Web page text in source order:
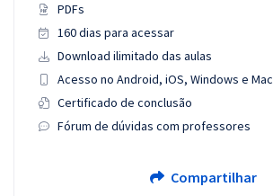
PDFs
160 dias para acessar
Download ilimitado das aulas
Acesso no Android, iOS, Windows e Mac
Certificado de conclusão
Fórum de dúvidas com professores
Compartilhar